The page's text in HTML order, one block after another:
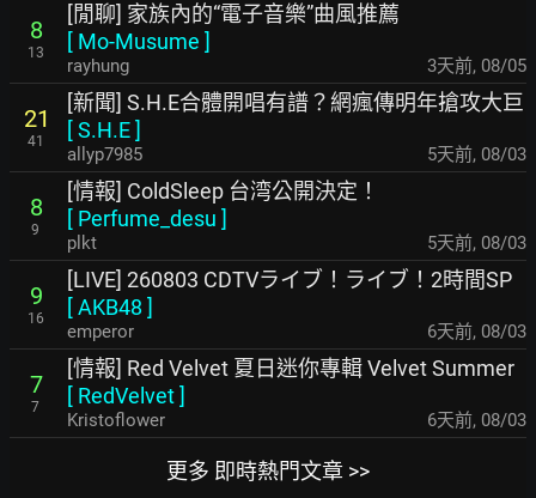
8
13
[閒聊] 家族內的“電子音樂”曲風推薦
[ Mo-Musume ]
rayhung 3天前, 08/05
21
41
[新聞] S.H.E合體開唱有譜？網瘋傳明年搶攻大巨
[S.H.E]
allyp7985 5天前, 08/03
8
9
[情報] ColdSleep 台湾公開決定！
[ Perfume_desu ]
plkt 5天前, 08/03
9
16
[LIVE] 260803 CDTVライブ！ライブ！2時間SP
[AKB48 ]
emperor 6天前, 08/03
7
7
[情報] Red Velvet 夏日迷你專輯 Velvet Summer
[ RedVelvet]
Kristoflower 6天前, 08/03
更多 即時熱門文章 >>